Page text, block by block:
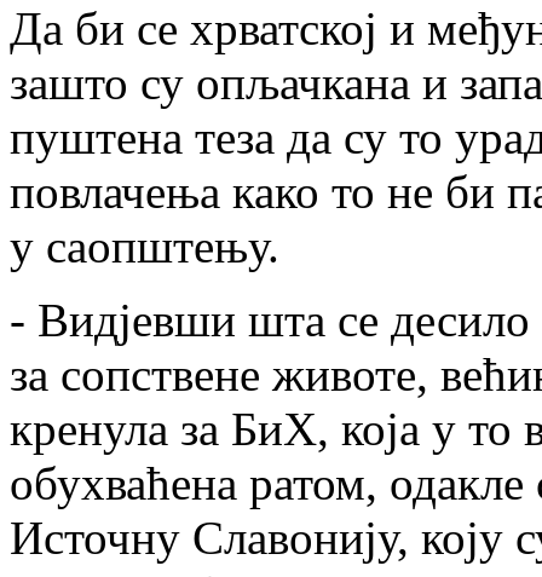
Да би се хрватској и
зашто су опљачкана и
пуштена теза да су то
повлачења како то не би
у саопштењу.
- Видјевши шта се
за сопствене животе,
кренула за БиХ, која у то
обухваћена ратом,
Источну Славонију, коју